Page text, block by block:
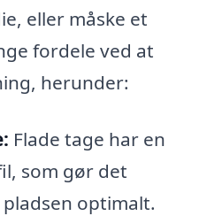
eller måske et
fordele ved at
herunder:
Flade tage har en
som gør det
optimalt.